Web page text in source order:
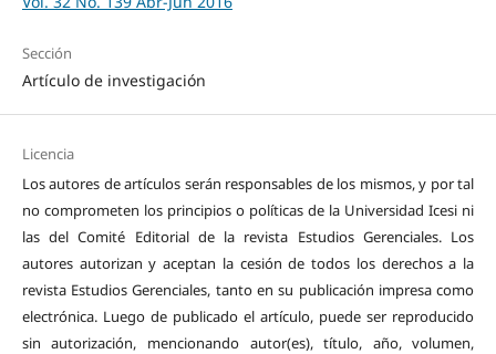
Sección
Artículo de investigación
Licencia
Los autores de artículos serán responsables de los mismos, y por tal
no comprometen los principios o políticas de la Universidad Icesi ni
las del Comité Editorial de la revista Estudios Gerenciales. Los
autores autorizan y aceptan la cesión de todos los derechos a la
revista Estudios Gerenciales, tanto en su publicación impresa como
electrónica. Luego de publicado el artículo, puede ser reproducido
sin autorización, mencionando autor(es), título, año, volumen,